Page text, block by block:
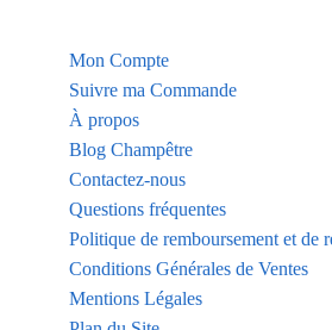
Mon Compte
Suivre ma Commande
À propos
Blog Champêtre
Contactez-nous
Questions fréquentes
Politique de remboursement et de
Conditions Générales de Ventes
Mentions Légales